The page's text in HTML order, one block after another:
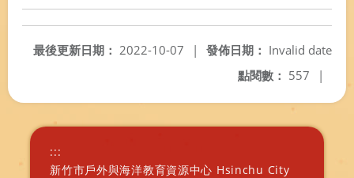
發佈日期： Invalid date
最後更新日期： 2022-10-07
|
點閱數： 557 |
:::
新竹市戶外與海洋教育資源中心 Hsinchu City